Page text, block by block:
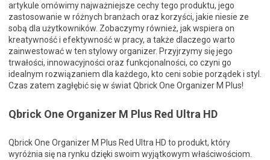
artykule omówimy najważniejsze cechy tego produktu, jego
zastosowanie w różnych branżach oraz korzyści, jakie niesie ze
sobą dla użytkowników. Zobaczymy również, jak wspiera on
kreatywność i efektywność w pracy, a także dlaczego warto
zainwestować w ten stylowy organizer. Przyjrzymy się jego
trwałości, innowacyjności oraz funkcjonalności, co czyni go
idealnym rozwiązaniem dla każdego, kto ceni sobie porządek i styl.
Czas zatem zagłębić się w świat Qbrick One Organizer M Plus!
Qbrick One Organizer M Plus Red Ultra HD
Qbrick One Organizer M Plus Red Ultra HD to produkt, który
wyróżnia się na rynku dzięki swoim wyjątkowym właściwościom.